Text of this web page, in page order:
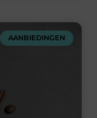
AANBIEDINGEN